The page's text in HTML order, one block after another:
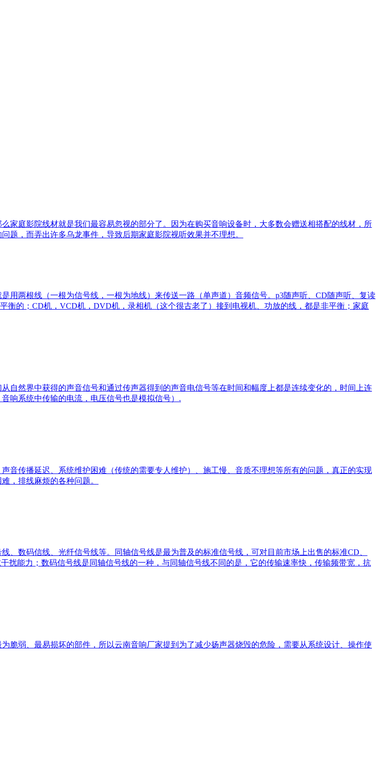
家庭影院线材就是我们最容易忽视的部分了。因为在购买音响设备时，大多数会赠送相搭配的线材，所
题，而弄出许多乌龙事件，导致后期家庭影院视听效果并不理想。
用两根线（一根为信号线，一根为地线）来传送一路（单声道）音频信号。p3随声听、CD随声听、复读
衡的；CD机，VCD机，DVD机，录相机（这个很古老了）接到电视机、功放的线，都是非平衡；家庭
自然界中获得的声音信号和通过传声器得到的声音电信号等在时间和幅度上都是连续变化的，时间上连
响系统中传输的电流，电压信号也是模拟信号）.
音传播延迟、系统维护困难（传统的需要专人维护）、施工慢、音质不理想等所有的问题，真正的实现
，排线麻烦的各种问题。
数码信线、光纤信号线等。同轴信号线是最为普及的标准信号线，可对目前市场上出售的标准CD、
能力；数码信号线是同轴信号线的一种，与同轴信号线不同的是，它的传输速率快，传输频带宽，抗
脆弱、最易损坏的部件，所以云南音响厂家提到为了减少扬声器烧毁的危险，需要从系统设计、操作使